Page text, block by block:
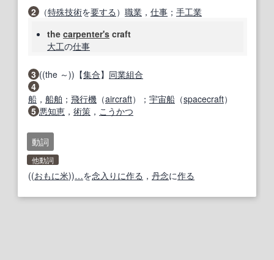
2 （特殊技術を要する ） 職業 ， 仕事 ； 手工業
the carpenter's craft
大工の仕事
3 ((the ～))【集合】 同業組合
4
船 ， 船舶 ； 飛行機 （aircraft）； 宇宙船 （spacecraft）
5 悪知恵 ， 術策 ， こうかつ
動詞
他動詞
((おもに米))…を念入りに作る ， 丹念に作る